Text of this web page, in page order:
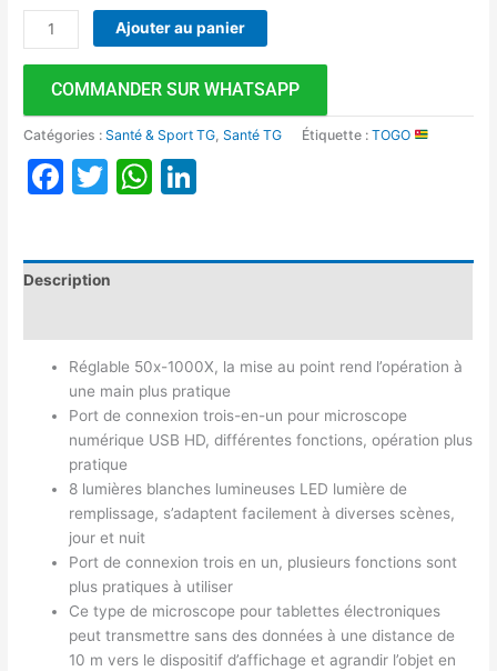
Ajouter au panier
COMMANDER SUR WHATSAPP
Catégories :Santé & Sport TG ,Santé TG Étiquette :TOGO
Facebook
TwitterWhatsApp
Description
Réglable 50x-1000X, la mise au point rend l’opération à
une main plus pratique
Port de connexion trois-en-un pour microscope
numérique USB HD, différentes fonctions, opération plus
pratique
8 lumières blanches lumineuses LED lumière de
remplissage, s’adaptent facilement à diverses scènes,
jour et nuit
Port de connexion trois en un, plusieurs fonctions sont
plus pratiques à utiliser
Ce type de microscope pour tablettes électroniques
peut transmettre sans des données à une distance de
10 m vers le dispositif d’affichage et agrandir l’objet en